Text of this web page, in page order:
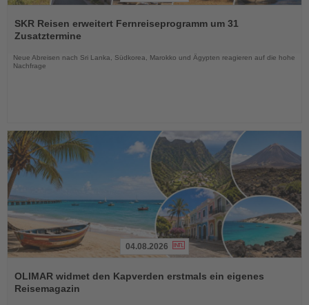
Sie
die
SKR Reisen erweitert Fernreiseprogramm um 31
Zusatztermine
Neue Abreisen nach Sri Lanka, Südkorea, Marokko und Ägypten reagieren auf die hohe
Nachfrage
Sie
die
Nachrichten
04.08.2026
OLIMAR widmet den Kapverden erstmals ein eigenes
Reisemagazin